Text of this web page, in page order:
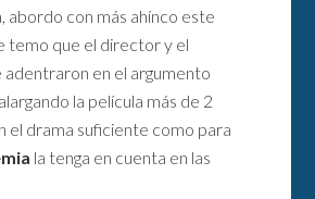
abordo con más ahínco este
temo que el director y el
adentraron en el argumento
la película más de 2
el drama suficiente como para
la tenga en cuenta en las